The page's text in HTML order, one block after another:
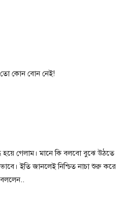
কোন বোন নেই!
হয়ে গেলাম। মানে কি বলবো বুঝে উঠতে
ইতি জানলেই নিশ্চিত নাচা শুরু করে